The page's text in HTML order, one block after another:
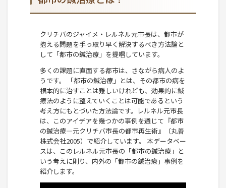
クリチバのジャイメ・レルネル元市長は、都市が
抱える問題を手っ取り早く解決するべき方法論と
して「都市の鍼治療」を提唱しています。
多くの課題に直面する都市は、さながら病人のよ
うです。 「都市の鍼治療」とは、その都市の病を
根本的に治すことは難しいけれども、効果的に鍼
療法のように整えていくことは可能であるという
考え方にもとづいた方法論です。レルネル元市長
は、このアイデアを幾つかの事例を通じて『都市
の鍼治療―元クリチバ市長の都市再生術』（丸善
株式会社2005）で紹介しています。 本データベー
スは、このレルネル元市長の「都市の鍼治療」と
いう考えに則り、内外の「都市の鍼治療」事例を
紹介します。